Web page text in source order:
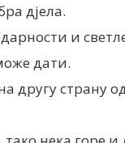
дјела.
и
дати.
страну